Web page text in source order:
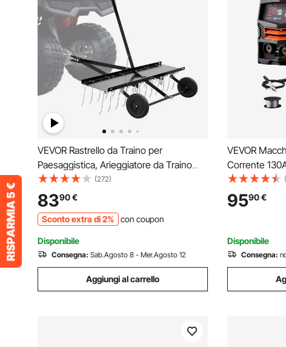
VEVOR Rastrello da Traino per
Paesaggistica, Arieggiatore da Traino
1219 mm 24 Denti in Acciaio, Rastrello
per Prato Si Attacca alla Categoria 1,
Attacco a 3 punti per Trattore, Foglie
Paglia Erba
(272)
8390€
Sconto extra di 2% con coupon
Disponibile
Consegna: Sab.Agosto 8 - Mer.Agosto 12
Aggiungi al carrello
VEVOR
Corrente
Filo Animato
Portatile
Inverter
9590€
Disponibile
Consegna: